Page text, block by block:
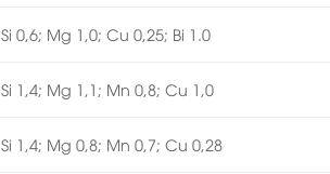
Si 0,6; Mg 1,0; Cu 0,25; Bi 1.0
Si 1,4; Mg 1,1; Mn 0,8; Cu 1,0
Si 1,4; Mg 0,8; Mn 0,7; Cu 0,28